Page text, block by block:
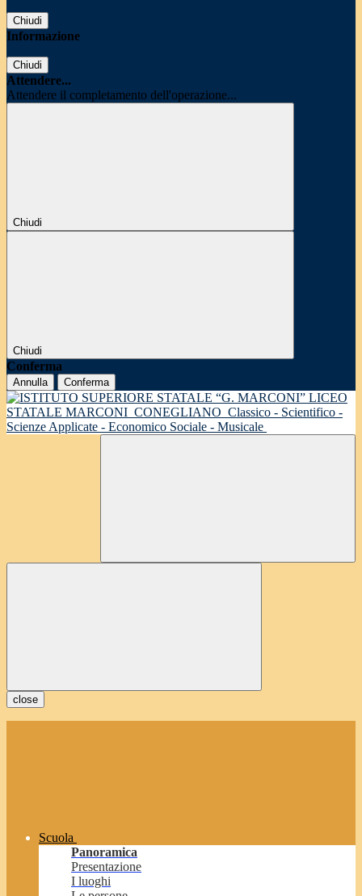
Chiudi
Informazione
Chiudi
Attendere...
Attendere il completamento dell'operazione...
Chiudi
Chiudi
Conferma
Annulla Conferma
LICEO
STATALE MARCONI CONEGLIANO Classico - Scientifico -
Scienze Applicate - Economico Sociale - Musicale
close
Scuola
Panoramica
Presentazione
I luoghi